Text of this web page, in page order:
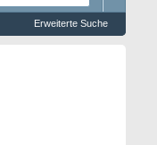
Erweiterte Suche